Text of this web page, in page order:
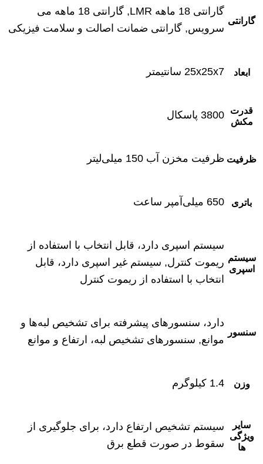
گارانتی
گارانتی 18 ماهه LMR, گارانتی 18 ماهه می
سرویس, گارانتی ضمانت اصالت و سلامت فیزیکی
ابعاد 25x25x7 سانتیمتر
قدرت
مکش
3800 پاسکال
ظرفیت ظرفیت مخزن آب 150 میلی‌لیتر
باتری 650 میلی‌آمپر ساعت
سیستم
اسپری
سیستم اسپری دارد، قابل انتخاب با استفاده از
ریموت کنترل, سیستم غیر اسپری دارد، قابل
انتخاب با استفاده از ریموت کنترل
سنسور
دارد، سنسورهای پیشرفته برای تشخیص لبه‌ها و
موانع, سنسورهای تشخیص لبه، ارتفاع و موانع
وزن 1.4 کیلوگرم
سایر
ویژگی
ها
سیستم تشخیص ارتفاع دارد، برای جلوگیری از
سقوط در صورت قطع برق